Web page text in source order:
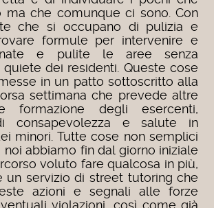
ma che comunque ci sono. Con
che si occupano di pulizia e
formule per intervenire e
e pulite le aree senza
dei residenti. Queste cose
in un patto sottoscritto alla
settimana che prevede altre
formazione degli esercenti,
consapevolezza e salute in
minori. Tutte cose non semplici
noi abbiamo fin dal giorno iniziale
voluto fare qualcosa in più,
un servizio di street tutoring che
azioni e segnali alle forze